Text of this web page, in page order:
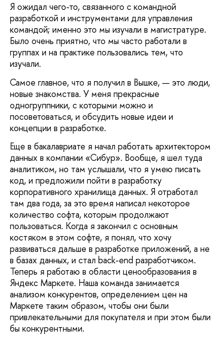
Я ожидал чего-то, связанного с командной
разработкой и инструментами для управления
командой; именно это мы изучали в магистратуре.
Было очень приятно, что мы часто работали в
группах и на практике пользовались тем, что
изучали.
Самое главное, что я получил в Вышке, — это люди,
новые знакомства. У меня прекрасные
одногруппники, с которыми можно и
посоветоваться, и обсудить новые идеи и
концепции в разработке.
Еще в бакалавриате я начал работать архитектором
данных в компании «Сибур». Вообще, я шел туда
аналитиком, но там услышали, что я умею писать
код, и предложили пойти в разработку
корпоративного хранилища данных. Я отработал
там два года, за это время написал некоторое
количество софта, которым продолжают
пользоваться. Когда я закончил с основным
костяком в этом софте, я понял, что хочу
развиваться дальше в разработке приложений, а не
в базах данных, и стал back-end разработчиком.
Теперь я работаю в области ценообразования в
Яндекс Маркете. Наша команда занимается
анализом конкурентов, определением цен на
Маркете таким образом, чтобы они были
привлекательными для покупателя и при этом были
бы конкурентными.